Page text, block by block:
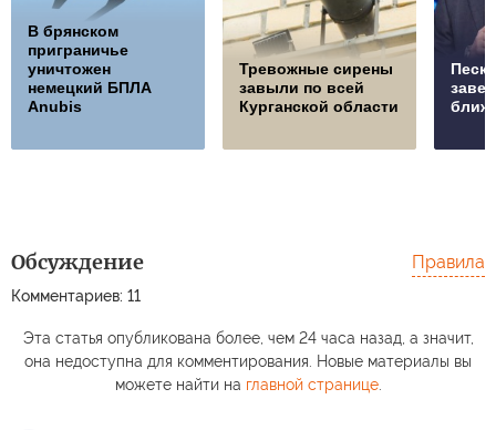
В брянском
приграничье
уничтожен
немецкий БПЛА
Anubis
Тревожные сирены
завыли по всей
Курганской области
Обсуждение
Комментариев: 11
Правила
Эта статья опубликована более, чем 24 часа назад, а значит,
она недоступна для комментирования. Новые материалы вы
можете найти на главной странице.